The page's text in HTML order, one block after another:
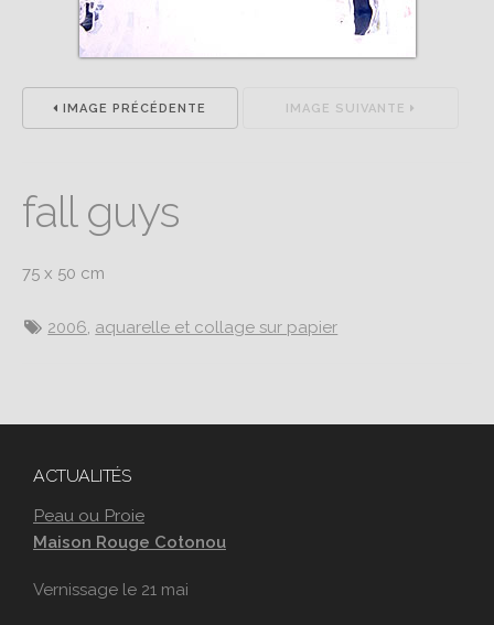
IMAGE PRÉCÉDENTE IMAGE SUIVANTE
fall guys
75 x 50 cm
2006, aquarelle et collage sur papier
ACTUALITÉS
Peau ou Proie
Maison Rouge Cotonou
Vernissage le 21 mai